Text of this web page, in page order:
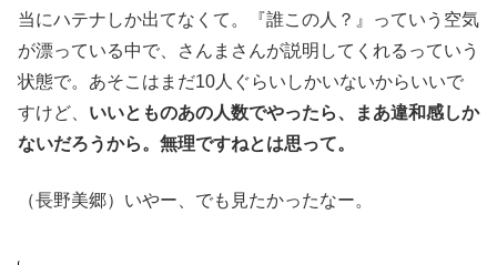
当にハテナしか出てなくて。『誰この人？』っていう空気
が漂っている中で、さんまさんが説明してくれるっていう
状態で。あそこはまだ10人ぐらいしかいないからいいで
すけど、 いいとものあの人数でやったら、まあ違和感しか
ないだろうから。無理ですねとは思って。
（長野美郷）いやー、でも見たかったなー。